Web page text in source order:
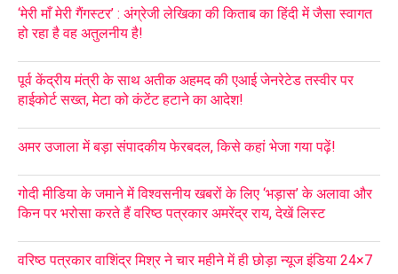
‘मेरी माँ मेरी गैंगस्टर’ : अंग्रेजी लेखिका की किताब का हिंदी में जैसा स्वागत
हो रहा है वह अतुलनीय है!
पूर्व केंद्रीय मंत्री के साथ अतीक अहमद की एआई जेनरेटेड तस्वीर पर
हाईकोर्ट सख्त, मेटा को कंटेंट हटाने का आदेश!
अमर उजाला में बड़ा संपादकीय फेरबदल, किसे कहां भेजा गया पढ़ें!
गोदी मीडिया के जमाने में विश्वसनीय खबरों के लिए ‘भड़ास’ के अलावा और
किन पर भरोसा करते हैं वरिष्ठ पत्रकार अमरेंद्र राय, देखें लिस्ट
वरिष्ठ पत्रकार वाशिंद्र मिश्र ने चार महीने में ही छोड़ा न्यूज इंडिया 24×7